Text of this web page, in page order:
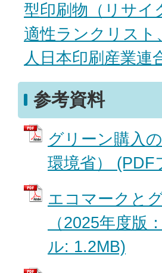
型印刷物（リサイ
適性ランクリスト
人日本印刷産業連
参考資料
グリーン購入
環境省） (PDF
エコマークと
（2025年度版
ル: 1.2MB)